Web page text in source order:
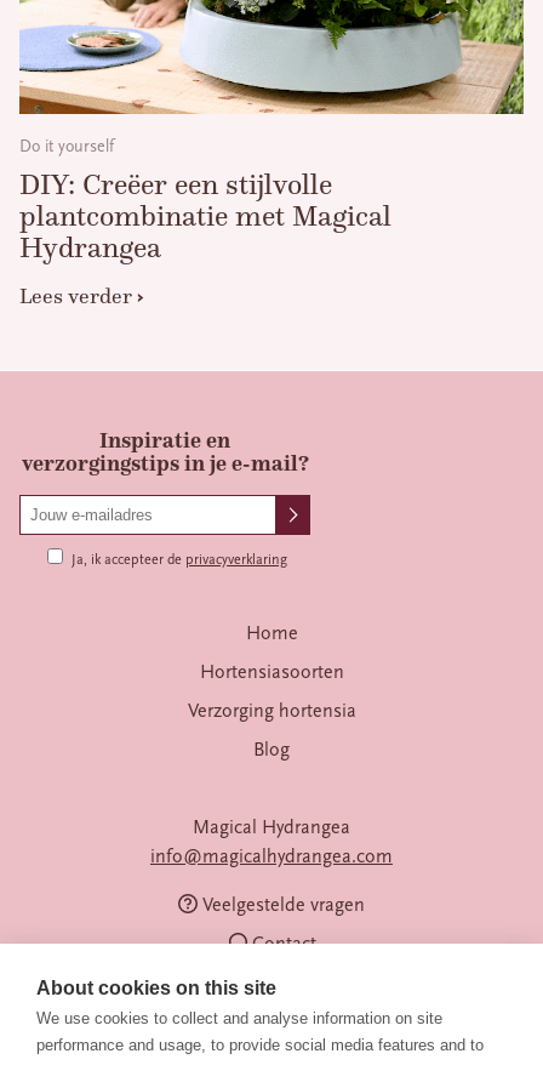
Do it yourself
DIY: Creëer een stijlvolle
plantcombinatie met Magical
Hydrangea
Lees verder
Inspiratie en
verzorgingstips in je e-mail?
Ja, ik accepteer de privacyverklaring
Home
Hortensiasoorten
Verzorging hortensia
Blog
Magical Hydrangea
info@magicalhydrangea.com
Veelgestelde vragen
Contact
About cookies on this site
We use cookies to collect and analyse information on site
performance and usage, to provide social media features and to